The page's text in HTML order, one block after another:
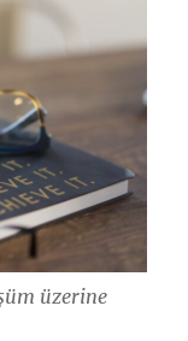
üzerine